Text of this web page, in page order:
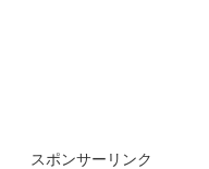
スポンサーリンク